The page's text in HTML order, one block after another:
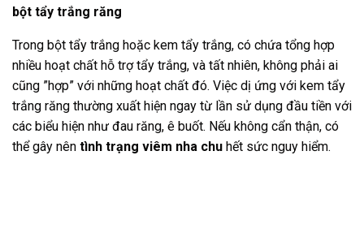
bột tẩy trắng răng
Trong bột tẩy trắng hoặc kem tẩy trắng, có chứa tổng hợp
nhiều hoạt chất hỗ trợ tẩy trắng, và tất nhiên, không phải ai
cũng ”hợp” với những hoạt chất đó. Việc dị ứng với kem tẩy
trắng răng thường xuất hiện ngay từ lần sử dụng đầu tiền với
các biểu hiện như đau răng, ê buốt. Nếu không cẩn thận, có
thể gây nên tình trạng viêm nha chu hết sức nguy hiểm.